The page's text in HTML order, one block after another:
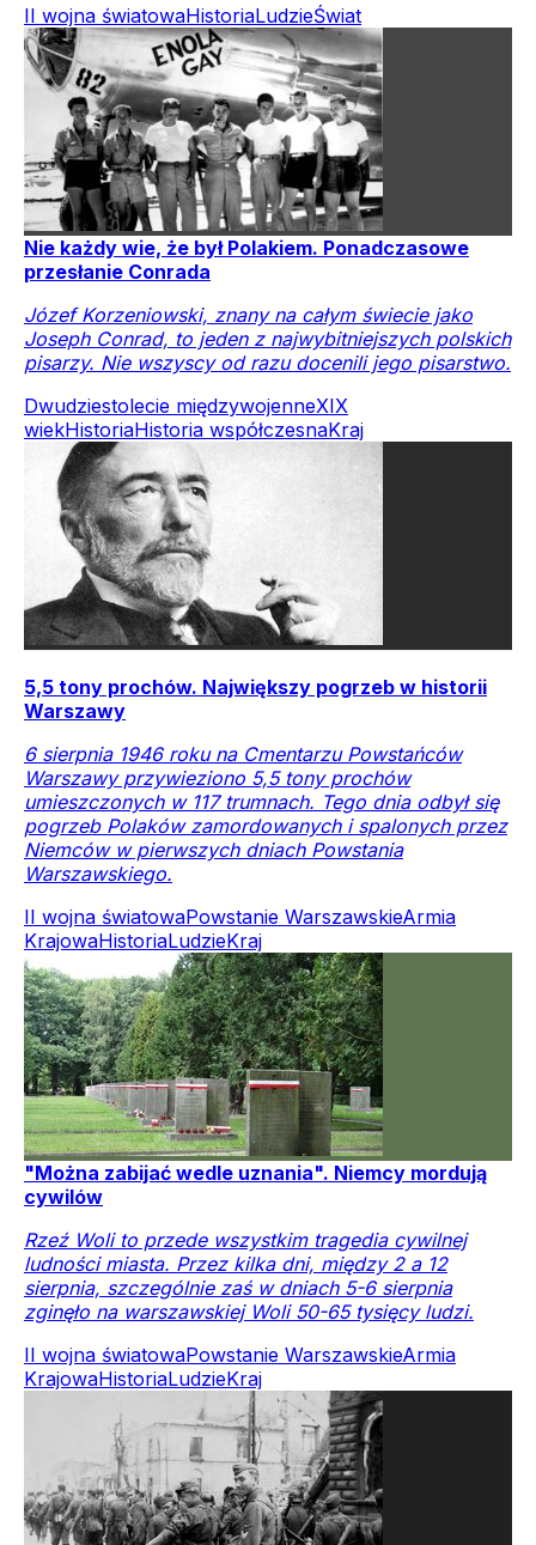
II wojna światowaHistoriaLudzieŚwiat
Nie każdy wie, że był Polakiem. Ponadczasowe
przesłanie Conrada
Józef Korzeniowski, znany na całym świecie jako
Joseph Conrad, to jeden z najwybitniejszych polskich
pisarzy. Nie wszyscy od razu docenili jego pisarstwo.
Dwudziestolecie międzywojenneXIX
wiekHistoriaHistoria współczesnaKraj
5,5 tony prochów. Największy pogrzeb w historii
Warszawy
6 sierpnia 1946 roku na Cmentarzu Powstańców
Warszawy przywieziono 5,5 tony prochów
umieszczonych w 117 trumnach. Tego dnia odbył się
pogrzeb Polaków zamordowanych i spalonych przez
Niemców w pierwszych dniach Powstania
Warszawskiego.
II wojna światowaPowstanie WarszawskieArmia
KrajowaHistoriaLudzieKraj
"Można zabijać wedle uznania". Niemcy mordują
cywilów
Rzeź Woli to przede wszystkim tragedia cywilnej
ludności miasta. Przez kilka dni, między 2 a 12
sierpnia, szczególnie zaś w dniach 5-6 sierpnia
zginęło na warszawskiej Woli 50-65 tysięcy ludzi.
II wojna światowaPowstanie WarszawskieArmia
KrajowaHistoriaLudzieKraj